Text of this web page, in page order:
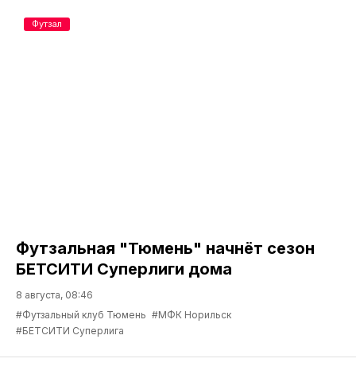
Футзальная "Тюмень" начнёт сезон
БЕТСИТИ Суперлиги дома
8 августа, 08:46
#Футзальный клуб Тюмень #МФК Норильск
#БЕТСИТИ Суперлига
Футзал